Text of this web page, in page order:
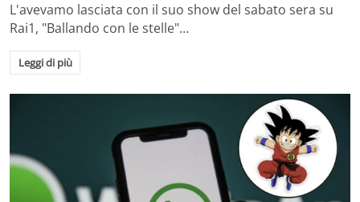
L'avevamo lasciata con il suo show del sabato sera su
Rai1, "Ballando con le stelle"…
Leggi di più